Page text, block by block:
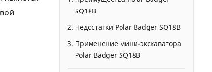
SQ18B
Недостатки Polar Badger SQ18B
Применение мини-экскаватора
Polar Badger SQ18B